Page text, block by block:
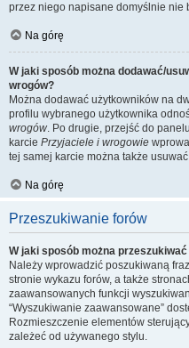
przez niego napisane domyślnie nie
Na górę
W jaki sposób można dodawać/
wrogów?
Można dodawać użytkowników na
profilu wybranego użytkownika
wrogów. Po drugie, przejść do
karcie Przyjaciele i wrogowie
tej samej karcie można także
Na górę
Przeszukiwanie forów
W jaki sposób można
Należy wprowadzić poszukiwaną
stronie wykazu forów, a także
zaawansowanych funkcji
“Wyszukiwanie zaawansowane”
Rozmieszczenie elementów
zależeć od używanego stylu.